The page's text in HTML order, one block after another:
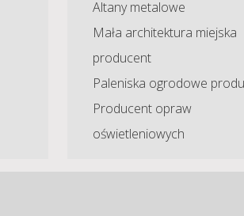
Altany metalowe
Mała architektura miejska
producent
Paleniska ogrodowe
Producent opraw
oświetleniowych